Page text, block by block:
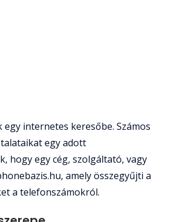
internetes keresőbe. Számos
egy adott
hogy egy cég, szolgáltató, vagy
amely összegyűjti a
a telefonszámokról.